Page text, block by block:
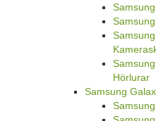
Hörlurar
Samsung